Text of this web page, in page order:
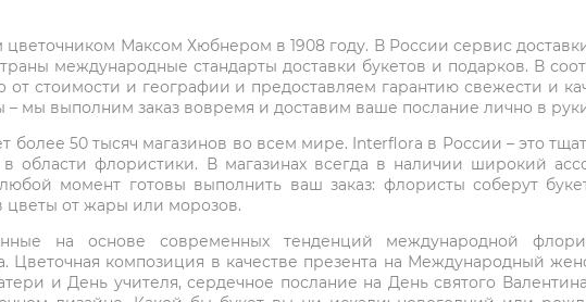
Максом Хюбнером в 1908 году. В России сервис
международные стандарты доставки букетов и подарков. В
стоимости и географии и предоставляем гарантию свежести и
мы выполним заказ вовремя и доставим ваше послание лично в
более 50 тысяч магазинов во всем мире. Interflora в России – это
области флористики. В магазинах всегда в наличии широкий
момент готовы выполнить ваш заказ: флористы соберут
цветы от жары или морозов.
на основе современных тенденций международной
композиция в качестве презента на Международный
и День учителя, сердечное послание на День святого